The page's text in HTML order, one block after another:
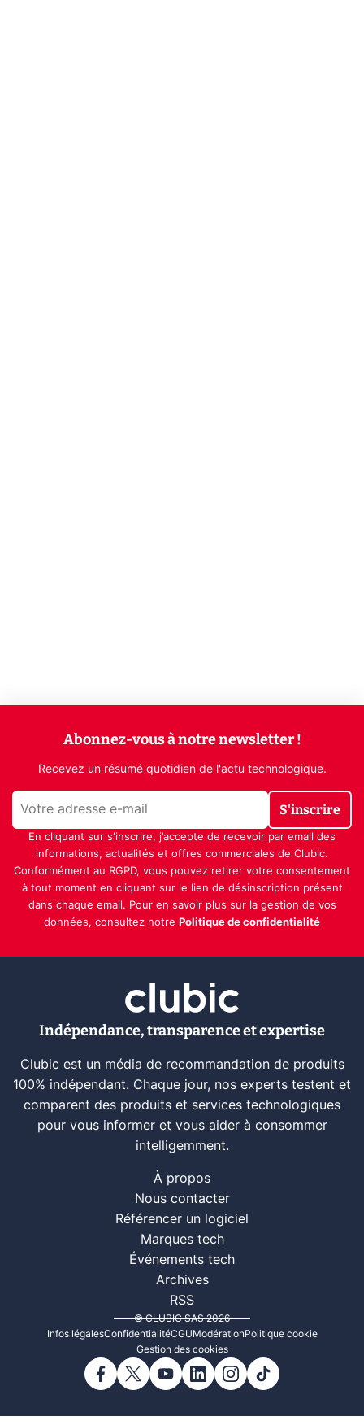
Abonnez-vous à notre newsletter !
Recevez un résumé quotidien de l'actu technologique.
S'inscrire
En cliquant sur s'inscrire, j’accepte de recevoir par email des
informations, actualités et offres commerciales de Clubic.
Conformément au RGPD, vous pouvez retirer votre consentement
à tout moment en cliquant sur le lien de désinscription présent
dans chaque email. Pour en savoir plus sur la gestion de vos
données, consultez notre Politique de confidentialité
Indépendance, transparence et expertise
Clubic est un média de recommandation de produits
100% indépendant. Chaque jour, nos experts testent et
comparent des produits et services technologiques
pour vous informer et vous aider à consommer
intelligemment.
À propos
Nous contacter
Référencer un logiciel
Marques tech
Événements tech
Archives
RSS
© CLUBIC SAS 2026
Infos légalesConfidentialitéCGUModérationPolitique cookie
Gestion des cookies